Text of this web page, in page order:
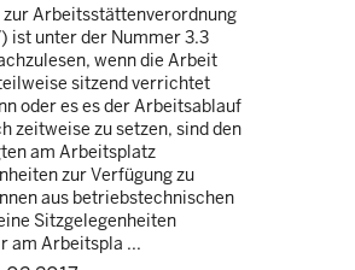
zur Arbeitsstättenverordnung
ist unter der Nummer 3.3
wenn die Arbeit
sitzend verrichtet
oder es es der Arbeitsablauf
zeitweise zu setzen, sind den
am Arbeitsplatz
zur Verfügung zu
aus betriebstechnischen
Sitzgelegenheiten
am Arbeitspla ...